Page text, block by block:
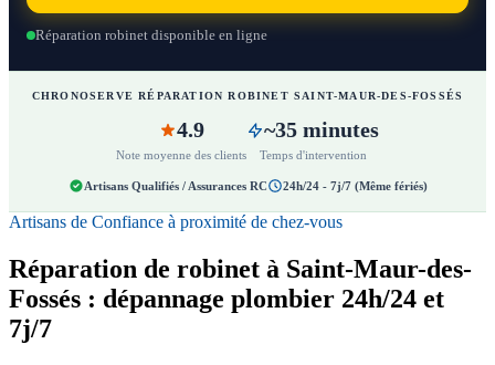
Réparation robinet disponible en ligne
CHRONOSERVE RÉPARATION ROBINET SAINT-MAUR-DES-FOSSÉS
4.9
Note moyenne des clients
~35 minutes
Temps d'intervention
Artisans Qualifiés / Assurances RC 24h/24 - 7j/7 (Même fériés)
Artisans de Confiance à proximité de chez-vous
Réparation de robinet à Saint-Maur-des-
Fossés : dépannage plombier 24h/24 et
7j/7